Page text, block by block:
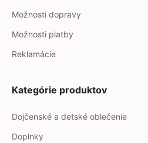
Možnosti dopravy
Možnosti platby
Reklamácie
Kategórie produktov
Dojčenské a detské oblečenie
Doplnky